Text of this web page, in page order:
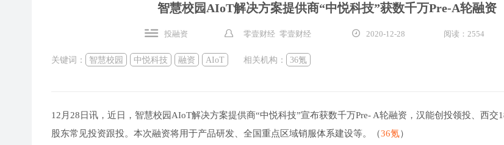
智慧校园AIoT解决方案提供商“中悦科技”获数千万Pre-A轮融资
投融资 零壹财经 零壹财经 2020-12-28 阅读：2554
关键词： 智慧校园 中悦科技 融资 AIoT 相关机构： 36氪
12月28日讯，近日，智慧校园AIoT解决方案提供商“中悦科技”宣布获数千万Pre- A轮融资，汉能创投领投、西交
股东常见投资跟投。本次融资将用于产品研发、全国重点区域销服体系建设等。（36氪）